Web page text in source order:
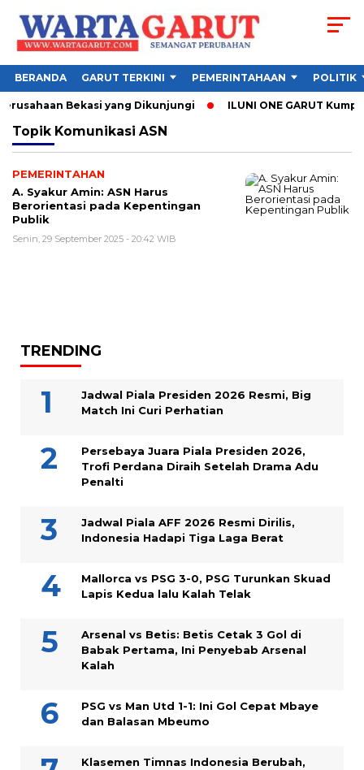
BERANDA GARUT TERKINI PEMERINTAHAAN POLITIK
Bekasi yang Dikunjungi ILUNI ONE GARUT
Topik Komunikasi ASN
PEMERINTAHAN
A. Syakur Amin: ASN Harus
Berorientasi pada Kepentingan
Publik
Senin, 29 September 2025 - 20:42 WIB
TRENDING
Jadwal Piala Presiden 2026 Resmi, Big
Match Ini Curi Perhatian
Persebaya Juara Piala Presiden 2026,
Trofi Perdana Diraih Setelah Drama Adu
Penalti
Jadwal Piala AFF 2026 Resmi Dirilis,
Indonesia Hadapi Tiga Laga Berat
Mallorca vs PSG 3-0, PSG Turunkan Skuad
Lapis Kedua lalu Kalah Telak
Arsenal vs Betis: Betis Cetak 3 Gol di
Babak Pertama, Ini Penyebab Arsenal
Kalah
PSG vs Man Utd 1-1: Ini Gol Cepat Mbaye
dan Balasan Mbeumo
Klasemen Timnas Indonesia Berubah,